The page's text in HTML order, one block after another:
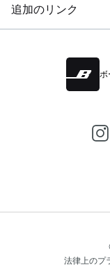
追加のリンク
ボ
法律上のプ